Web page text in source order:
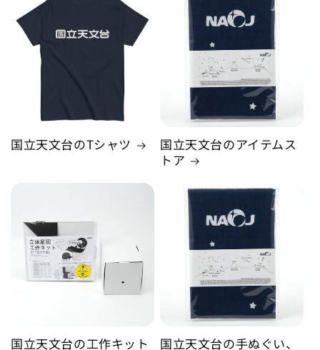
国立天文台のTシャツ
国立天文台のアイテムス
トア
国立天文台の工作キット 国立天文台の手ぬぐい、